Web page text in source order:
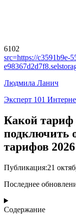
6102
src=https://c3591b9e-
Людмила Ланич
Эксперт 101
Какой тариф
подключить
тарифов 2026
Публикация:21
Последнее
Содержание